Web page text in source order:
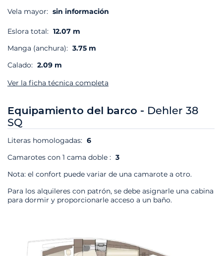
Vela mayor: sin información
Eslora total: 12.07 m
Manga (anchura): 3.75 m
Calado: 2.09 m
Ver la ficha técnica completa
Equipamiento del barco - Dehler 38
SQ
Literas homologadas: 6
Camarotes con 1 cama doble : 3
Nota: el confort puede variar de una camarote a otro.
Para los alquileres con patrón, se debe asignarle una cabina
para dormir y proporcionarle acceso a un baño.